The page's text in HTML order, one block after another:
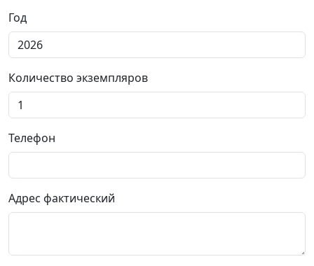
Год
Количество экземпляров
Телефон
Адрес фактический